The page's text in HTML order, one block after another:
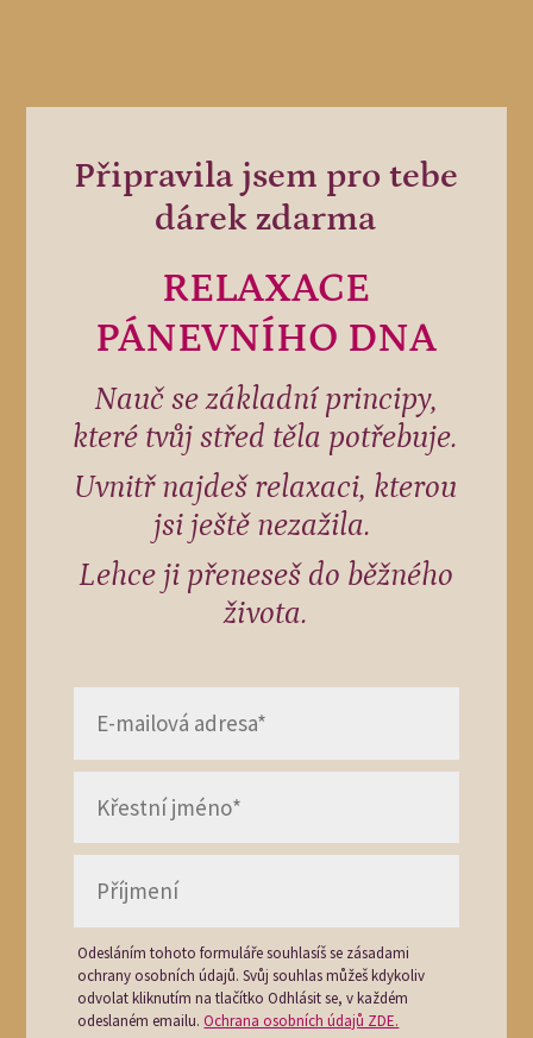
Připravila jsem pro tebe
dárek zdarma
RELAXACE
PÁNEVNÍHO DNA
Nauč se základní principy,
které tvůj střed těla potřebuje.
Uvnitř najdeš relaxaci, kterou
jsi ještě nezažila.
Lehce ji přeneseš do běžného
života.
Odesláním tohoto formuláře souhlasíš se zásadami
ochrany osobních údajů. Svůj souhlas můžeš kdykoliv
odvolat kliknutím na tlačítko Odhlásit se, v každém
odeslaném emailu.Ochrana osobních údajů ZDE.